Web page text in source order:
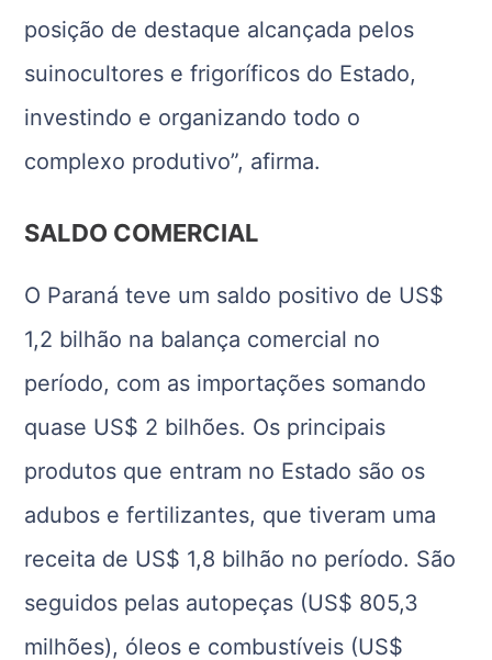
posição de destaque alcançada pelos
suinocultores e frigoríficos do Estado,
investindo e organizando todo o
complexo produtivo”, afirma.
SALDO COMERCIAL
O Paraná teve um saldo positivo de US$
1,2 bilhão na balança comercial no
período, com as importações somando
quase US$ 2 bilhões. Os principais
produtos que entram no Estado são os
adubos e fertilizantes, que tiveram uma
receita de US$ 1,8 bilhão no período. São
seguidos pelas autopeças (US$ 805,3
milhões), óleos e combustíveis (US$